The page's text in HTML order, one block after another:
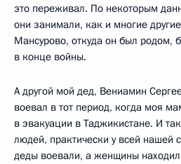
это переживал. По некоторым
они занимали, как и многие
Мансурово, откуда он был
в конце войны.
А другой мой дед, Вениамин
воевал в тот период, когда моя
в эвакуации в Таджикистане. И
людей, практически у всей нашей
деды воевали, а женщины